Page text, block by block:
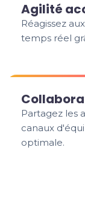
Agilité
Réagissez
temps réel
Partagez les
canaux
optimale.